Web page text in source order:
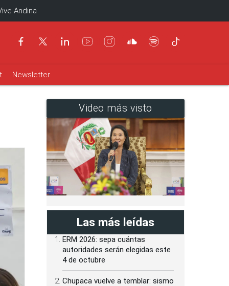
Andina
Newsletter
Video más visto
Las más leídas
ERM 2026: sepa cuántas
autoridades serán elegidas este
4 de octubre
Chupaca vuelve a temblar: sismo